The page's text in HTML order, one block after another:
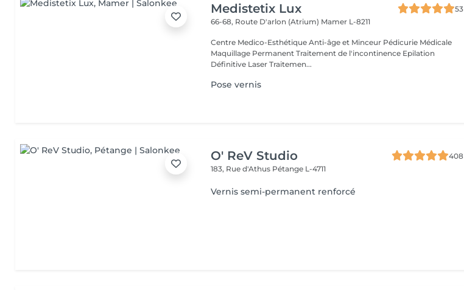
Medistetix Lux
53
66-68, Route D'arlon (Atrium) Mamer L-8211
Centre Medico-Esthétique Anti-âge et Minceur Pédicurie Médicale
Maquillage Permanent Traitement de l'incontinence Epilation
Définitive Laser Traitemen...
Pose vernis
O' ReV Studio
408
183, Rue d'Athus Pétange L-4711
Vernis semi-permanent renforcé